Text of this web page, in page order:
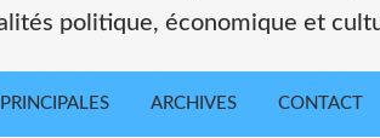
politique, économique et
ARCHIVES CONTACT